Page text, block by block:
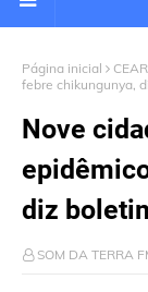
Página inicial
febre chikungunya,
Nove
diz
SOM DA TERRA